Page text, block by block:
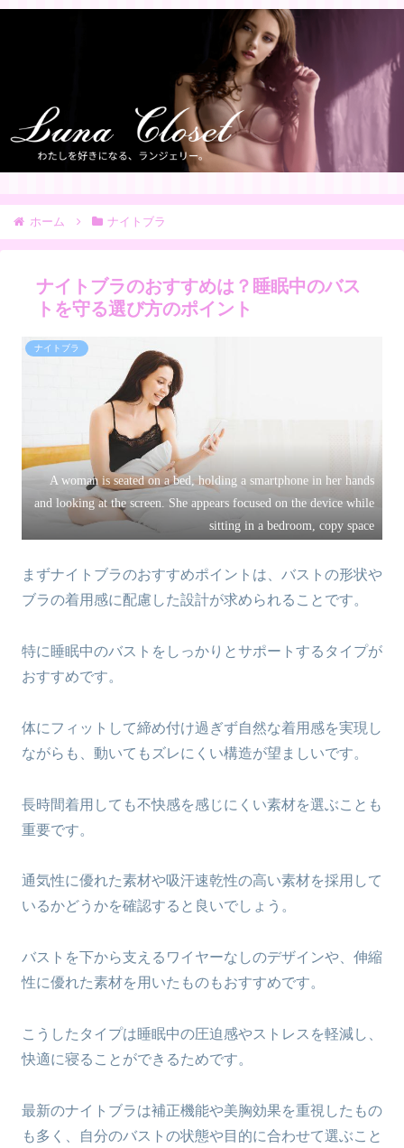
ホーム ナイトブラ
ナイトブラのおすすめは？睡眠中のバス
トを守る選び方のポイント
ナイトブラ
A woman is seated on a bed, holding a smartphone in her hands
and looking at the screen. She appears focused on the device while
sitting in a bedroom, copy space
まずナイトブラのおすすめポイントは、バストの形状や
ブラの着用感に配慮した設計が求められることです。
特に睡眠中のバストをしっかりとサポートするタイプが
おすすめです。
体にフィットして締め付け過ぎず自然な着用感を実現し
ながらも、動いてもズレにくい構造が望ましいです。
長時間着用しても不快感を感じにくい素材を選ぶことも
重要です。
通気性に優れた素材や吸汗速乾性の高い素材を採用して
いるかどうかを確認すると良いでしょう。
バストを下から支えるワイヤーなしのデザインや、伸縮
性に優れた素材を用いたものもおすすめです。
こうしたタイプは睡眠中の圧迫感やストレスを軽減し、
快適に寝ることができるためです。
最新のナイトブラは補正機能や美胸効果を重視したもの
も多く、自分のバストの状態や目的に合わせて選ぶこと